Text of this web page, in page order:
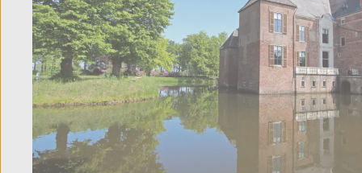
Gelderland
Haeghehorst
De Jutberg
Zandhegge
't Noorder Sandt
Sint Maartenszee
Tempelhof
Bekijk